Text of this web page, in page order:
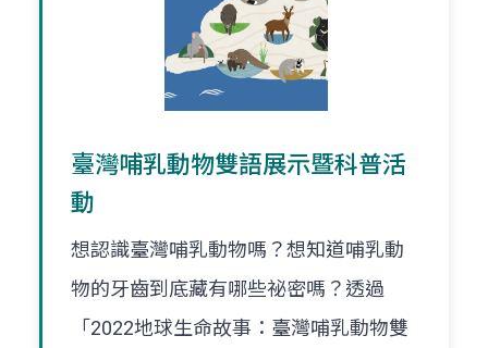
臺灣哺乳動物雙語展示暨科普活
動
想認識臺灣哺乳動物嗎？想知道哺乳動
物的牙齒到底藏有哪些祕密嗎？透過
「2022地球生命故事：臺灣哺乳動物雙